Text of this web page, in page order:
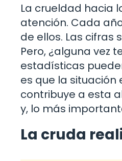
La crueldad hacia
atención. Cada
de ellos. Las cifras
Pero, ¿alguna vez
estadísticas
es que la
contribuye a esta
y, lo más
La cruda